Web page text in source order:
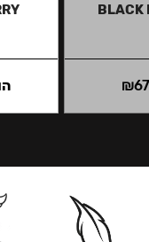
BLACK
₪